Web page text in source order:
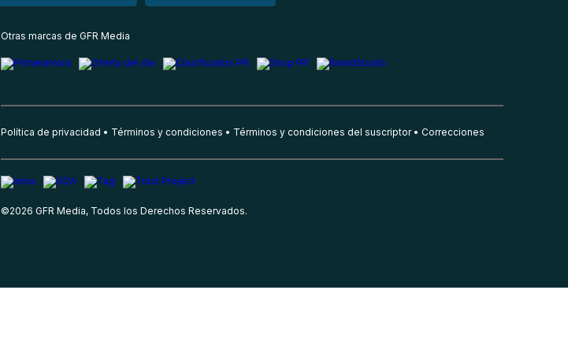
Otras marcas de GFR Media
Política de privacidad Términos y condiciones Términos y condiciones del suscriptor Correcciones
©2026 GFR Media, Todos los Derechos Reservados.